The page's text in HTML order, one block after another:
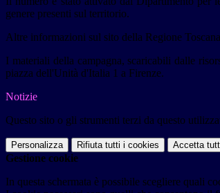
genere presenti sul territorio.
Altre informazioni sul sito della Regione Toscana
I materiali della campagna, scaricabili dalle
piazza dell'Unità d'Italia 1 a Firenze.
Notizie
Questo sito o gli strumenti terzi da questo
Personalizza Rifiuta tutti i cookies Accetta
Gestione cookie
In questa schermata è possibile scegliere quali